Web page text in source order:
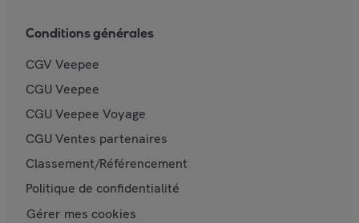
Conditions générales
CGV Veepee
CGU Veepee
CGU Veepee Voyage
CGU Ventes partenaires
Classement/Référencement
Politique de confidentialité
Gérer mes cookies